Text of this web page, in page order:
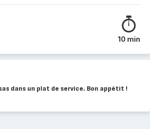
10 min
dans un plat de service. Bon appétit !